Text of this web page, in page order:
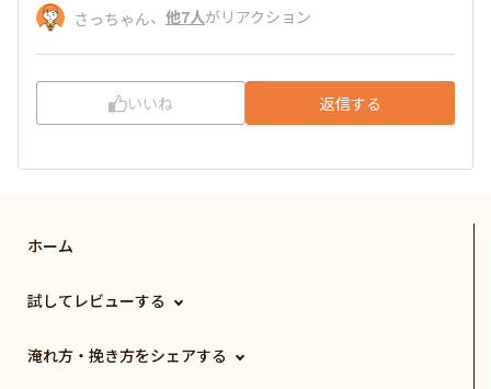
さっちゃん、 他7人がリアクション
いいね 返信する
ホーム
試してレビューする
淹れ方・挽き方をシェアする